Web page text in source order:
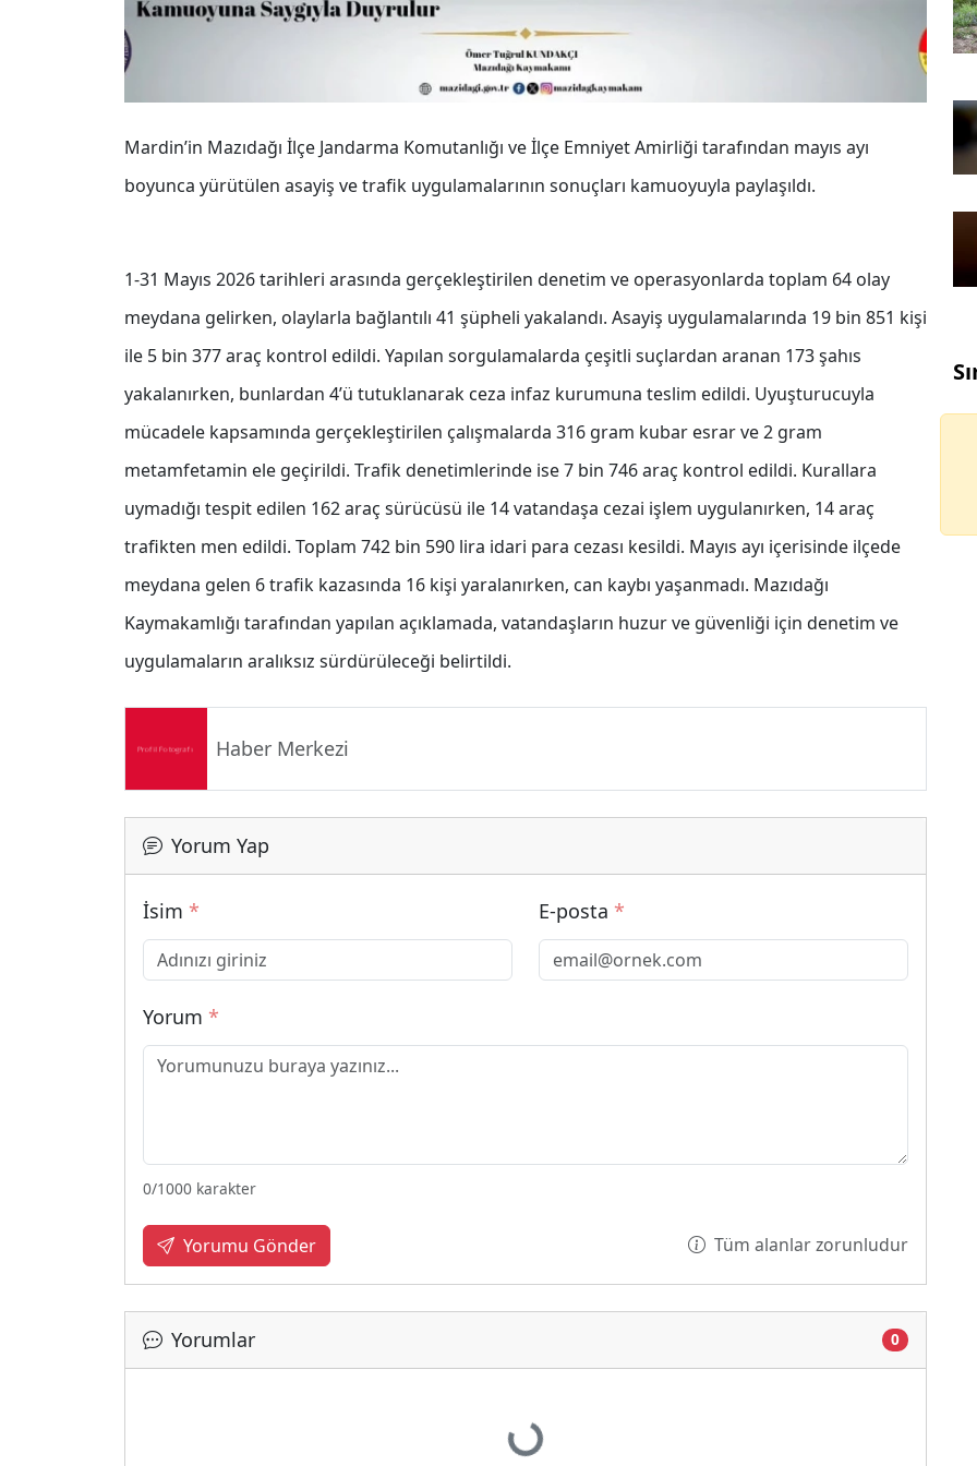
Mardin’in Mazıdağı İlçe Jandarma Komutanlığı ve İlçe Emniyet Amirliği tarafından mayıs ayı
boyunca yürütülen asayiş ve trafik uygulamalarının sonuçları kamuoyuyla paylaşıldı.
1-31 Mayıs 2026 tarihleri arasında gerçekleştirilen denetim ve operasyonlarda toplam 64 olay
meydana gelirken, olaylarla bağlantılı 41 şüpheli yakalandı. Asayiş uygulamalarında 19 bin 851 kişi
ile 5 bin 377 araç kontrol edildi. Yapılan sorgulamalarda çeşitli suçlardan aranan 173 şahıs
yakalanırken, bunlardan 4’ü tutuklanarak ceza infaz kurumuna teslim edildi. Uyuşturucuyla
mücadele kapsamında gerçekleştirilen çalışmalarda 316 gram kubar esrar ve 2 gram
metamfetamin ele geçirildi. Trafik denetimlerinde ise 7 bin 746 araç kontrol edildi. Kurallara
uymadığı tespit edilen 162 araç sürücüsü ile 14 vatandaşa cezai işlem uygulanırken, 14 araç
trafikten men edildi. Toplam 742 bin 590 lira idari para cezası kesildi. Mayıs ayı içerisinde ilçede
meydana gelen 6 trafik kazasında 16 kişi yaralanırken, can kaybı yaşanmadı. Mazıdağı
Kaymakamlığı tarafından yapılan açıklamada, vatandaşların huzur ve güvenliği için denetim ve
uygulamaların aralıksız sürdürüleceği belirtildi.
Haber Merkezi
Yorum Yap
İsim * E-posta *
Yorum *
0/1000 karakter
Yorumu Gönder Tüm alanlar zorunludur
Yorumlar 0
Yükleniyor...